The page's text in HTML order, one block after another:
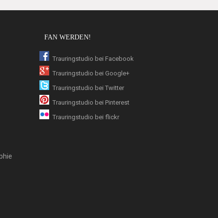
FAN WERDEN!
Trauringstudio bei Facebook
Trauringstudio bei Google+
Trauringstudio bei Twitter
Trauringstudio bei Pinterest
Trauringstudio bei flickr